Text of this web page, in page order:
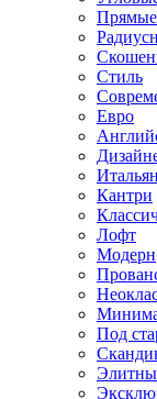
Прямые
Стиль
Евро
Кантри
Лофт
Модерн
Под